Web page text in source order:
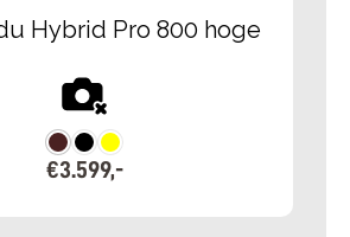
Hybrid Pro 800 hoge
€3.599,-